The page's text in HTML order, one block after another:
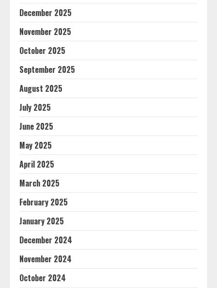
December 2025
November 2025
October 2025
September 2025
August 2025
July 2025
June 2025
May 2025
April 2025
March 2025
February 2025
January 2025
December 2024
November 2024
October 2024